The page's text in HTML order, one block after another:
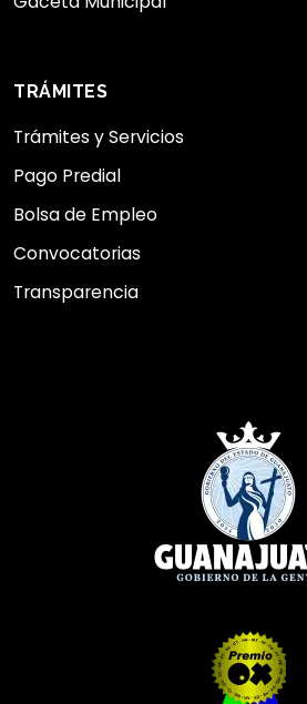
TRÁMITES
Trámites y Servicios
Pago Predial
Bolsa de Empleo
Convocatorias
Transparencia